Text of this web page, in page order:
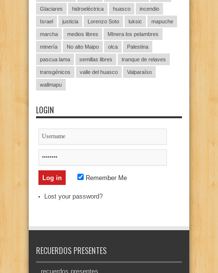
Glaciares hidroeléctrica huasco incendio
Israel justicia Lorenzo Soto luksic mapuche
marcha medios libres MInera los pelambres
minería No alto Maipo olca Palestina
pascua lama semillas libres tranque de relaves
transgénicos valle del huasco Valparaíso
wallmapu
LOGIN
Remember Me
Lost your password?
RECUERDOS PRESENTES
recuerdos presentes